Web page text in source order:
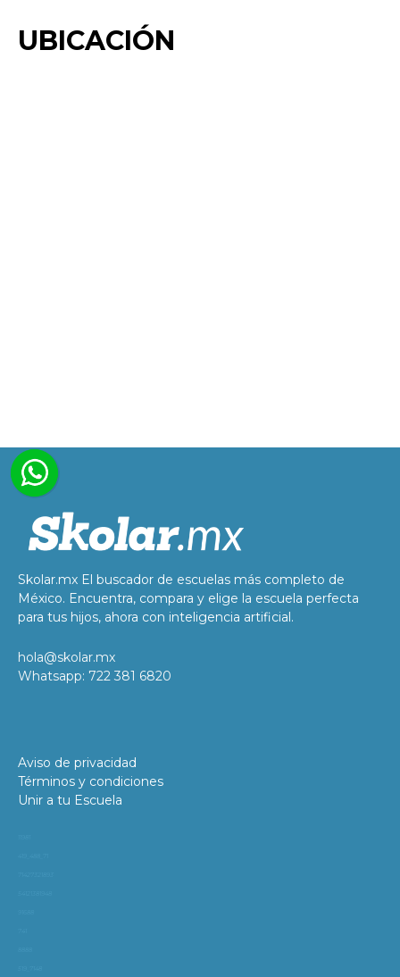
UBICACIÓN
Skolar.mx El buscador de escuelas más completo de
México. Encuentra, compara y elige la escuela perfecta
para tus hijos, ahora con inteligencia artificial.
hola@skolar.mx
Whatsapp: 722 381 6820
Aviso de privacidad
Términos y condiciones
Unir a tu Escuela